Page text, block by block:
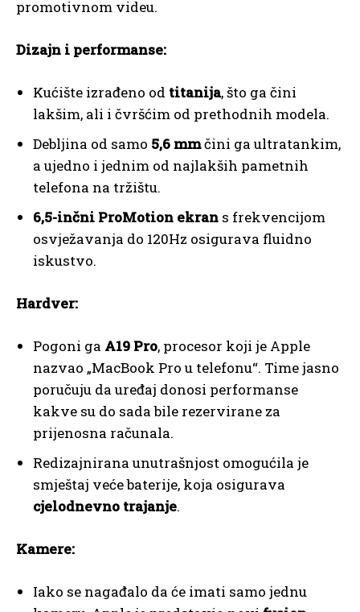
promotivnom videu.
Dizajn i performanse:
Kućište izrađeno od titanija, što ga čini
lakšim, ali i čvršćim od prethodnih modela.
Debljina od samo 5,6 mmčini ga ultratankim,
a ujedno i jednim od najlakših pametnih
telefona na tržištu.
6,5-inčni ProMotion ekran s frekvencijom
osvježavanja do 120Hz osigurava fluidno
iskustvo.
Hardver:
Pogoni ga A19 Pro, procesor koji je Apple
nazvao „MacBook Pro u telefonu“. Time jasno
poručuju da uređaj donosi performanse
kakve su do sada bile rezervirane za
prijenosna računala.
Redizajnirana unutrašnjost omogućila je
smještaj veće baterije, koja osigurava
cjelodnevno trajanje.
Kamere:
Iako se nagađalo da će imati samo jednu